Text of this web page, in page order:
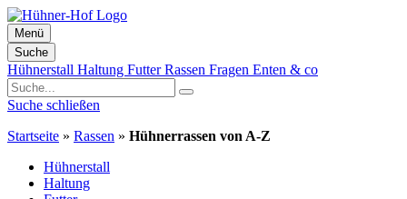
Menü
Suche
Zum
Inhalt
springen
Hühnerstall Haltung FutterRassen Fragen Enten & co
Suche schließen
Startseite » Rassen » Hühnerrassen von A-Z
Hühnerstall
Haltung